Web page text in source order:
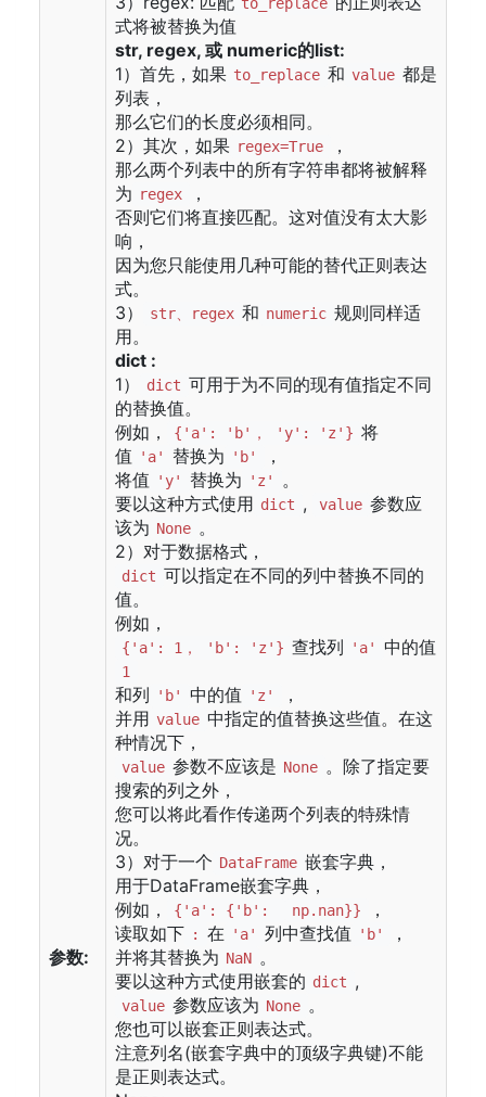
参数:
式将被替换为值
str, regex, 或 numeric的list:
1）首先，如果 to_replace 和 value 都是
列表，
那么它们的长度必须相同。
2）其次，如果 regex=True
，
那么两个列表中的所有字符串都将被解释
为 regex
，
否则它们将直接匹配。这对值没有太大影
响，
因为您只能使用几种可能的替代正则表达
式。
3）
str、regex 和 numeric 规则同样适
用。
dict :
1）
dict 可用于为不同的现有值指定不同
的替换值。
例如，
{'a': 'b'， 'y': 'z'} 将
值
'a' 替换为 'b'
，
将值
'y' 替换为 'z'
。
要以这种方式使用 dict , value 参数应
该为 None 。
2）对于数据格式，
dict 可以指定在不同的列中替换不同的
值。
例如，
{'a': 1， 'b': 'z'} 查找列 'a' 中的值
1
和列 'b' 中的值 'z'
，
并用 value 中指定的值替换这些值。在这
种情况下，
value 参数不应该是 None 。除了指定要
搜索的列之外，
您可以将此看作传递两个列表的特殊情
况。
3）对于一个 DataFrame 嵌套字典，
用于DataFrame嵌套字典，
例如，
{'a': {'b': np.nan}}
，
读取如下 : 在 'a' 列中查找值 'b'
，
并将其替换为 NaN 。
要以这种方式使用嵌套的 dict ,
value 参数应该为 None 。
您也可以嵌套正则表达式。
注意列名(嵌套字典中的顶级字典键)不能
是正则表达式。